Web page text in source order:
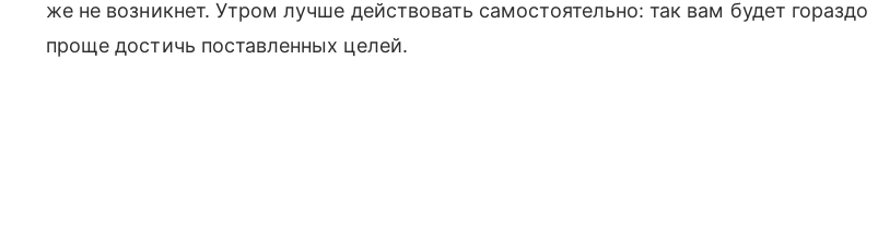
же не возникнет. Утром лучше действовать самостоятельно: так вам будет гораздо
проще достичь поставленных целей.